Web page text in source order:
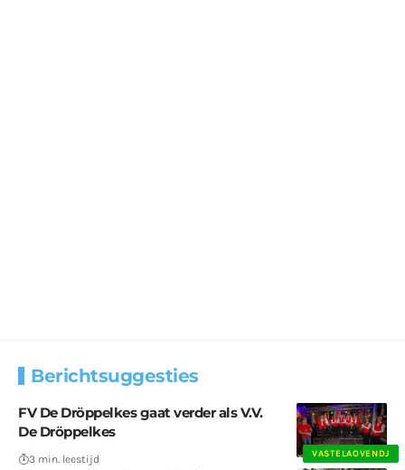
Berichtsuggesties
VASTELAOVENDJ
FV De Dröppelkes gaat verder als V.V.
De Dröppelkes
3 min. leestijd